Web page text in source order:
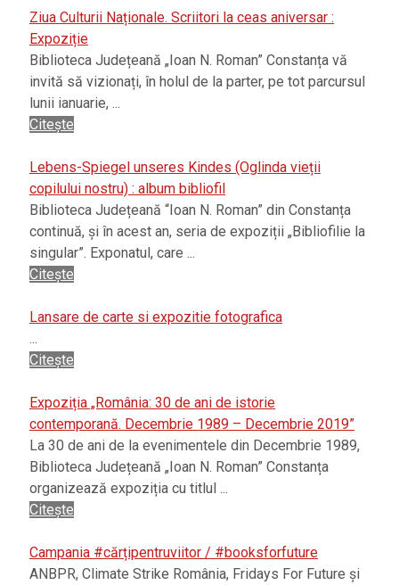
Ziua Culturii Naționale. Scriitori la ceas aniversar :
Expoziție
Biblioteca Județeană „Ioan N. Roman” Constanța vă
invită să vizionați, în holul de la parter, pe tot parcursul
lunii ianuarie, ...
Citește
Lebens-Spiegel unseres Kindes (Oglinda vieții
copilului nostru) : album bibliofil
Biblioteca Județeană “Ioan N. Roman” din Constanța
continuă, și în acest an, seria de expoziții „Bibliofilie la
singular”. Exponatul, care ...
Citește
Lansare de carte si expozitie fotografica
...
Citește
Expoziția „România: 30 de ani de istorie
contemporană. Decembrie 1989 – Decembrie 2019”
La 30 de ani de la evenimentele din Decembrie 1989,
Biblioteca Județeană „Ioan N. Roman” Constanța
organizează expoziția cu titlul ...
Citește
Campania #cărțipentruviitor / #booksforfuture
ANBPR, Climate Strike România, Fridays For Future și